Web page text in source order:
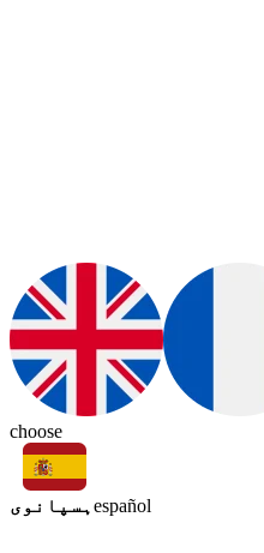
choose
ہسپانوی español